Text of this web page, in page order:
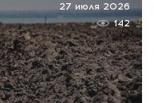
27 июля 2026
142